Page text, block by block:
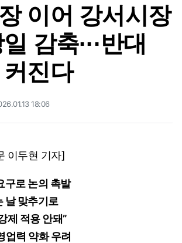
이어 강서시장
감축···반대
진다
18:06
이두현 기자]
구로 논의 촉발
날 맞추기로
제 적용 안돼”
업력 약화 우려